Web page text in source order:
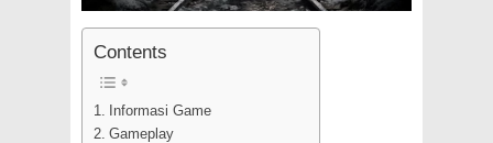
Contents
Informasi Game
Gameplay